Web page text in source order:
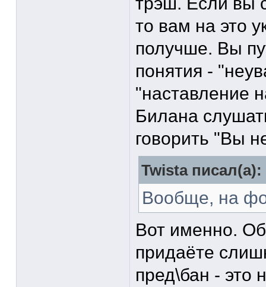
то вам на это
получше. Вы
понятия -
"наставление
Билана
говорить "Вы
Twista писал(а):
Вообще, на
Вот именно.
придаёте
пред\бан - это